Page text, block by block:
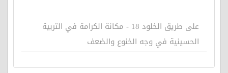
على طريق الخلود 18 - مكانة الكرامة في التربية
الحسينية في وجه الخنوع والضعف